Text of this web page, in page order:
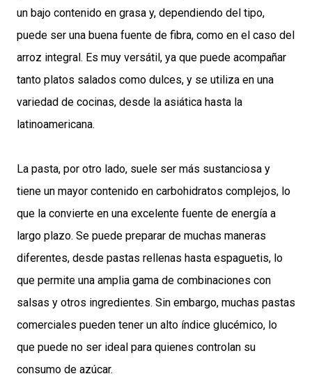
un bajo contenido en grasa y, dependiendo del tipo,
puede ser una buena fuente de fibra, como en el caso del
arroz integral. Es muy versátil, ya que puede acompañar
tanto platos salados como dulces, y se utiliza en una
variedad de cocinas, desde la asiática hasta la
latinoamericana.
La pasta, por otro lado, suele ser más sustanciosa y
tiene un mayor contenido en carbohidratos complejos, lo
que la convierte en una excelente fuente de energía a
largo plazo. Se puede preparar de muchas maneras
diferentes, desde pastas rellenas hasta espaguetis, lo
que permite una amplia gama de combinaciones con
salsas y otros ingredientes. Sin embargo, muchas pastas
comerciales pueden tener un alto índice glucémico, lo
que puede no ser ideal para quienes controlan su
consumo de azúcar.